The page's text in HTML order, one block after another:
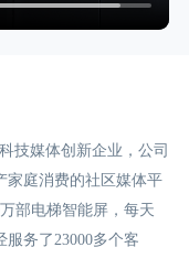
技媒体创新企业，公司
家庭消费的社区媒体平
部电梯智能屏，每天
服务了23000多个客